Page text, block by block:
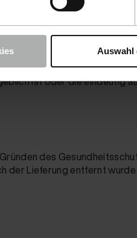
Auswahl
BGB unter anderem nicht
sind und für deren
ist oder die eindeutig
des
der Lieferung entfernt wurde.